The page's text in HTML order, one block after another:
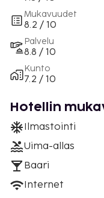
Mukavuudet
8.2 / 10
Palvelu
8.8 / 10
Kunto
7.2 / 10
Hotellin
Ilmastointi
Uima-allas
Baari
Internet